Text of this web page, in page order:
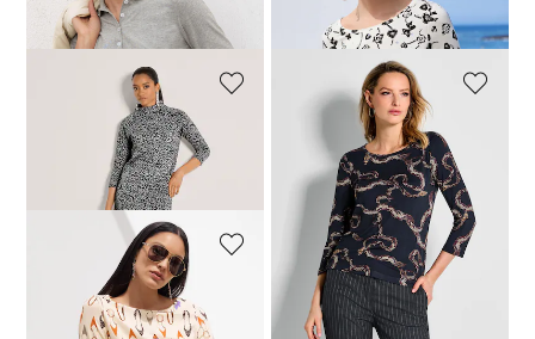
169,00 CHF
Viskose-Shirt mit Schlangenprint
159,00 CHF
MADELEINE
Stretchshirt mit Schuhprint
119,00 CHF